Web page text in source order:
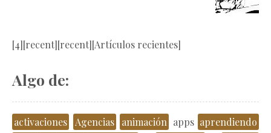
[4][recent][recent][Artículos recientes]
Algo de:
activaciones Agencias animación apps aprendiendo